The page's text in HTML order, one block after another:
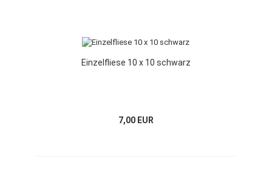
Einzelfliese 10 x 10 schwarz
7,00 EUR